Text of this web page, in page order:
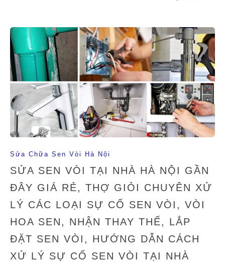
Sửa Chữa Sen Vòi Hà Nội
SỬA SEN VÒI TẠI NHÀ HÀ NỘI GẦN
ĐÂY GIÁ RẺ, THỢ GIỎI CHUYÊN XỬ
LÝ CÁC LOẠI SỰ CỐ SEN VÒI, VÒI
HOA SEN, NHẬN THAY THẾ, LẮP
ĐẶT SEN VÒI, HƯỚNG DẪN CÁCH
XỬ LÝ SỰ CỐ SEN VÒI TẠI NHÀ